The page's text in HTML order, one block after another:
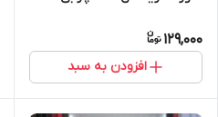
کننده پوست
129,000
افزودن به سبد